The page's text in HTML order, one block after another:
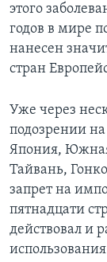
этого
годов в мире
нанесен
стран
Уже через
подозрении
Япония,
Тайвань,
запрет на
пятнадцати
действовал и